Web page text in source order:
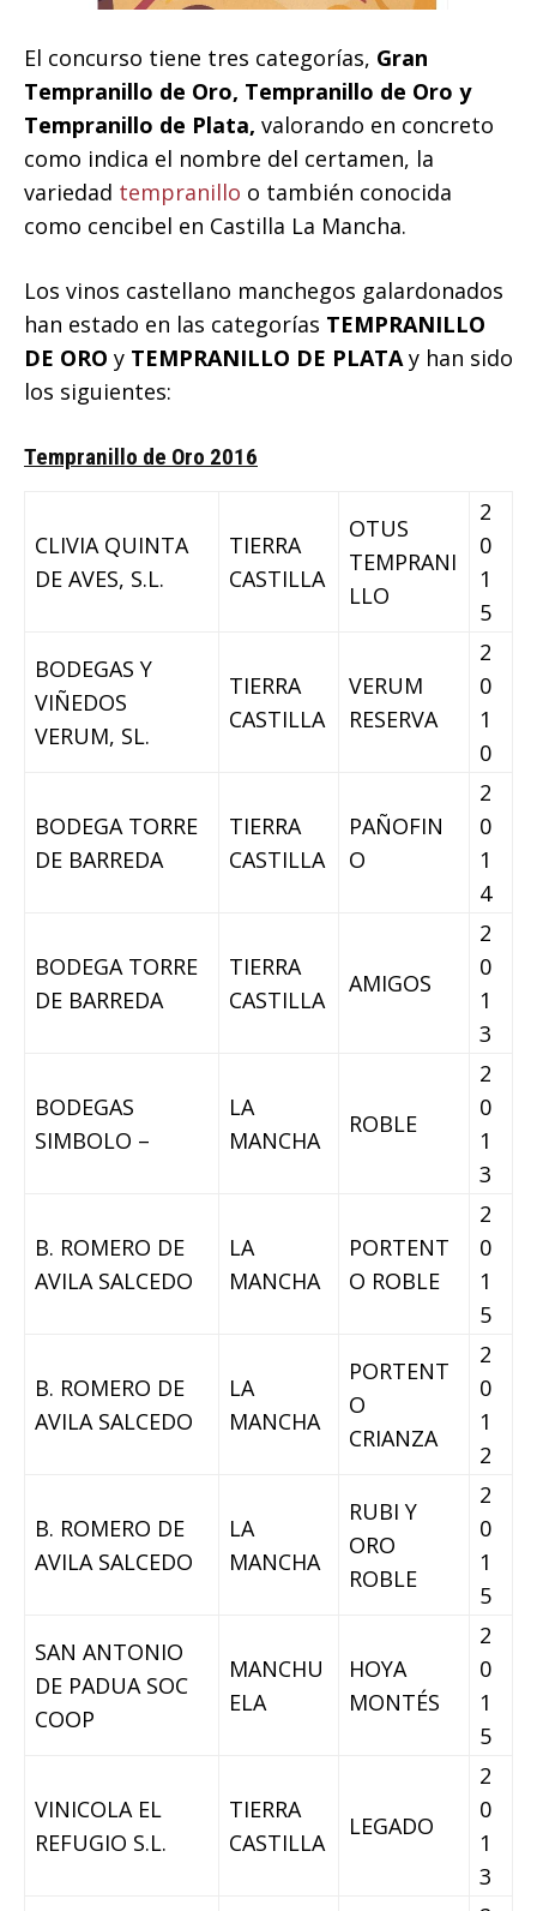
El concurso tiene tres categorías, Gran
Tempranillo de Oro, Tempranillo de Oro y
Tempranillo de Plata, valorando en concreto
como indica el nombre del certamen, la
variedad tempranillo o también conocida
como cencibel en Castilla La Mancha.
Los vinos castellano manchegos galardonados
han estado en las categorías TEMPRANILLO
DE ORO y TEMPRANILLO DE PLATA y han sido
los siguientes:
Tempranillo de Oro 2016
CLIVIA QUINTA
DE AVES, S.L.
TIERRA
CASTILLA
OTUS
TEMPRANI
LLO
2
0
1
5
BODEGAS Y
VIÑEDOS
VERUM, SL.
TIERRA
CASTILLA
VERUM
RESERVA
2
0
1
0
BODEGA TORRE
DE BARREDA
TIERRA
CASTILLA
PAÑOFIN
O
2
0
1
4
BODEGA TORRE
DE BARREDA
TIERRA
CASTILLA
AMIGOS
2
0
1
3
BODEGAS
SIMBOLO –
LA
MANCHA
ROBLE
2
0
1
3
B. ROMERO DE
AVILA SALCEDO
LA
MANCHA
PORTENT
O ROBLE
2
0
1
5
B. ROMERO DE
AVILA SALCEDO
LA
MANCHA
PORTENT
O
CRIANZA
2
0
1
2
B. ROMERO DE
AVILA SALCEDO
LA
MANCHA
RUBI Y
ORO
ROBLE
2
0
1
5
SAN ANTONIO
DE PADUA SOC
COOP
MANCHU
ELA
HOYA
MONTÉS
2
0
1
5
VINICOLA EL
REFUGIO S.L.
TIERRA
CASTILLA
LEGADO
2
0
1
3